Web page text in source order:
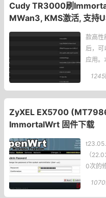
Cudy TR3000刷
MWan3, KMS激活, 支持
款高性
后，可
应用
分区
1245
ZyXEL EX5700
ImmortalWrt 固件下载
（
0次的
开发
列出
1070